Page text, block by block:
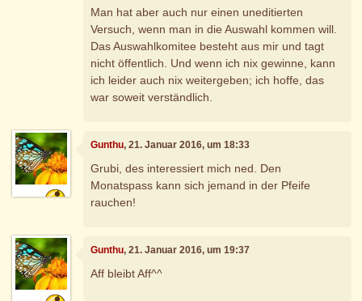
Man hat aber auch nur einen uneditierten
Versuch, wenn man in die Auswahl kommen will.
Das Auswahlkomitee besteht aus mir und tagt
nicht öffentlich. Und wenn ich nix gewinne, kann
ich leider auch nix weitergeben; ich hoffe, das
war soweit verständlich.
Gunthu, 21. Januar 2016, um 18:33
Grubi, des interessiert mich ned. Den
Monatspass kann sich jemand in der Pfeife
rauchen!
Gunthu, 21. Januar 2016, um 19:37
Aff bleibt Aff^^